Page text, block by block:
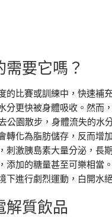
要它嗎？
比賽或訓練中，快速補
更快被身體吸收。然而
公園散步，身體流失的水
化為脂肪儲存，反而增
激胰島素大量分泌，長
加的糖量甚至可樂相當
進行劇烈運動，白開水
解質飲品